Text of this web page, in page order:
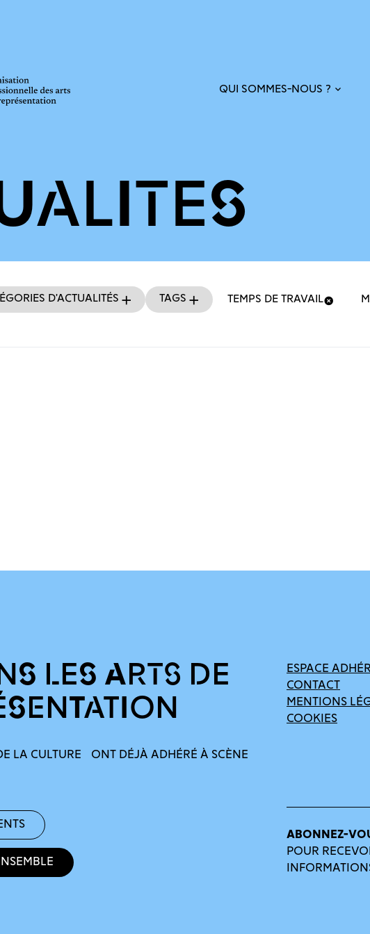
QUI SOMMES-NOUS ?
d’actualités Tags TEMPS DE TRAVAIL
LES ARTS DE
LA CULTURE ONT DÉJÀ ADHÉRÉ À SCÈNE
ESPACE
CONTACT
MENTIONS
COOKIES
ABONNEZ-
POUR